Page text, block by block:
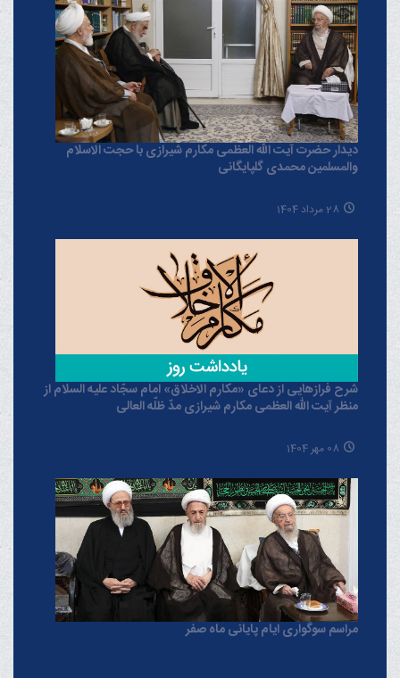
دیدار حضرت آیت الله العظمی مکارم شیرازی با حجت الاسلام
والمسلمین محمدی گلپایگانی
28 مرداد 1404
شرح فرازهایی از دعای «مکارم الاخلاق» امام سجّاد علیه السلام از
منظر آیت الله العظمی مکارم شیرازی مدّ ظلّه العالی
08 مهر 1404
مراسم سوگواری ایام پایانی ماه صفر